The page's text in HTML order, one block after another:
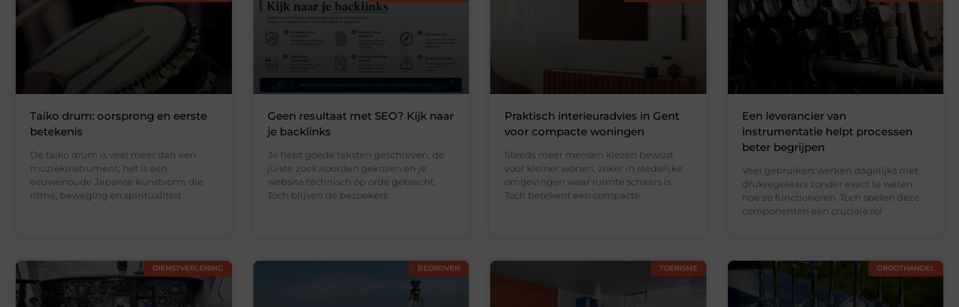
Taiko drum: oorsprong en eerste
betekenis
De taiko drum is veel meer dan een
muziekinstrument; het is een
eeuwenoude Japanse kunstvorm die
ritme, beweging en spiritualiteit
Geen resultaat met SEO? Kijk naar
je backlinks
Je hebt goede teksten geschreven, de
juiste zoekwoorden gekozen en je
website technisch op orde gebracht.
Toch blijven de bezoekers
Praktisch interieuradvies in Gent
voor compacte woningen
Steeds meer mensen kiezen bewust
voor kleiner wonen, zeker in stedelijke
omgevingen waar ruimte schaars is.
Toch betekent een compacte
Een leverancier van
instrumentatie helpt processen
beter begrijpen
Veel gebruikers werken dagelijks met
drukregelaars zonder exact te weten
hoe ze functioneren. Toch spelen deze
componenten een cruciale rol
DIENSTVERLENING BEDRIJVEN TOERISME GROOTHANDEL